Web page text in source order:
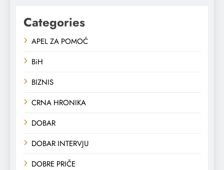
Categories
APEL ZA POMOĆ
BiH
BIZNIS
CRNA HRONIKA
DOBAR
DOBAR INTERVJU
DOBRE PRIČE